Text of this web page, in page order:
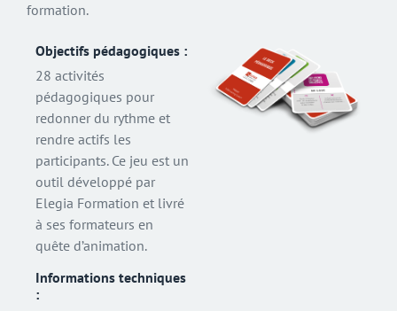
formation.
Objectifs pédagogiques :
28 activités
pédagogiques pour
redonner du rythme et
rendre actifs les
participants. Ce jeu est un
outil développé par
Elegia Formation et livré
à ses formateurs en
quête d’animation.
Informations techniques
: